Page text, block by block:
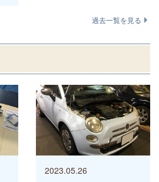
過去一覧を見る
2023.05.26